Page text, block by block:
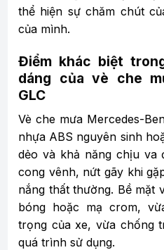
thể hiện sự chăm chút
của mình.
Điểm khác biệt
dáng của vè che
GLC
Vè che mưa Mercedes-
nhựa ABS nguyên sinh
dẻo và khả năng chịu va
cong vênh, nứt gãy khi
nắng thất thường. Bề mặt
bóng hoặc mạ crom,
trọng của xe, vừa chống
quá trình sử dụng.